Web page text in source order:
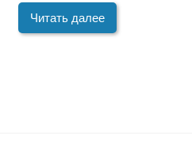
Читать далее